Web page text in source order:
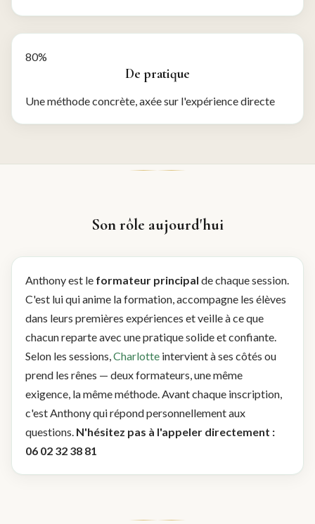
80%
De pratique
Une méthode concrète, axée sur l'expérience directe
Son rôle aujourd'hui
Anthony est le formateur principal de chaque session.
C'est lui qui anime la formation, accompagne les élèves
dans leurs premières expériences et veille à ce que
chacun reparte avec une pratique solide et confiante.
Selon les sessions,Charlotte intervient à ses côtés ou
prend les rênes — deux formateurs, une même
exigence, la même méthode. Avant chaque inscription,
c'est Anthony qui répond personnellement aux
questions. N'hésitez pas à l'appeler directement :
06 02 32 38 81